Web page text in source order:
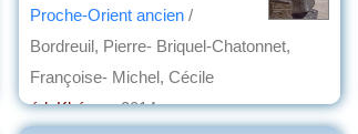
Proche-Orient ancien /
Bordreuil, Pierre- Briquel-Chatonnet,
Françoise- Michel, Cécile
éd. Khéops, 2014